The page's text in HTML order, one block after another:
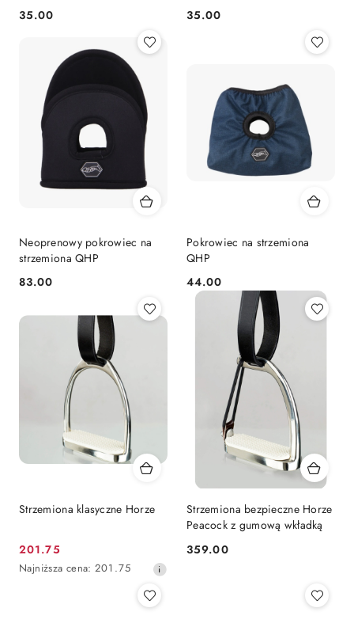
Cena:
35.00 Cena:
35.00
Neoprenowy pokrowiec na
strzemiona QHP
Cena:
83.00
Pokrowiec na strzemiona
QHP
Cena:
44.00
Strzemiona klasyczne Horze
Cena
promocyjna:
201.75
Najniższa
Najniższa cena: 201.75
Strzemiona bezpieczne Horze
Peacock z gumową wkładką
Cena:
359.00